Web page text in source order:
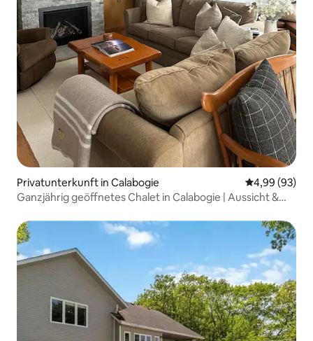
Privatunterkunft in Calabogie
4,99 (93)
Ganzjährig geöffnetes Chalet in Calabogie | Aussicht &